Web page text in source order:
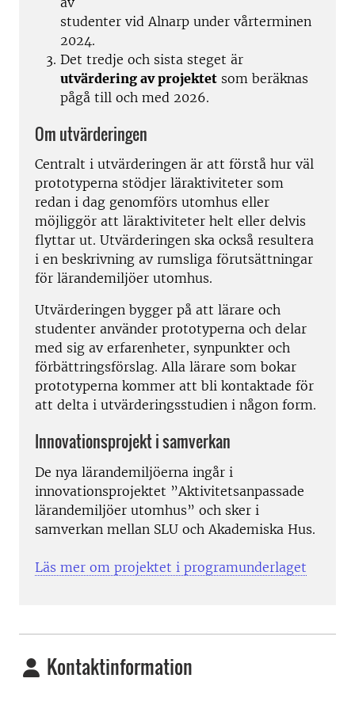
studenter vid Alnarp under vårterminen
2024.
Det tredje och sista steget är
utvärdering av projektet som beräknas
pågå till och med 2026.
Om utvärderingen
Centralt i utvärderingen är att förstå hur väl
prototyperna stödjer läraktiviteter som
redan i dag genomförs utomhus eller
möjliggör att läraktiviteter helt eller delvis
flyttar ut. Utvärderingen ska också resultera
i en beskrivning av rumsliga förutsättningar
för lärandemiljöer utomhus.
Utvärderingen bygger på att lärare och
studenter använder prototyperna och delar
med sig av erfarenheter, synpunkter och
förbättringsförslag. Alla lärare som bokar
prototyperna kommer att bli kontaktade för
att delta i utvärderingsstudien i någon form.
Innovationsprojekt i samverkan
De nya lärandemiljöerna ingår i
innovationsprojektet ”Aktivitetsanpassade
lärandemiljöer utomhus” och sker i
samverkan mellan SLU och Akademiska Hus.
Läs mer om projektet i programunderlaget
Kontaktinformation